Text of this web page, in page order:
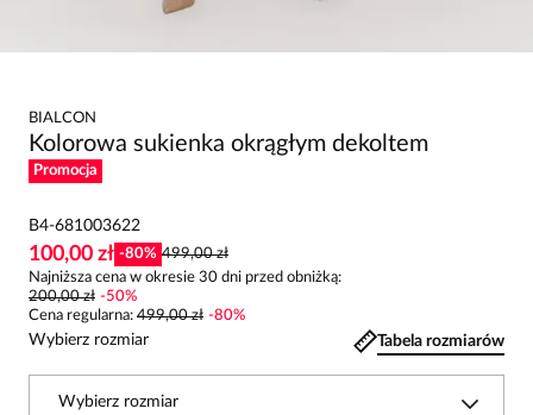
BIALCON
Kolorowa sukienka okrągłym dekoltem
Promocja
B4-681003622
100,00 zł -80% 499,00 zł
Najniższa cena w okresie 30 dni przed obniżką:
200,00 zł -50%
Cena regularna: 499,00 zł -80%
Wybierz rozmiar Tabela rozmiarów
Wybierz rozmiar